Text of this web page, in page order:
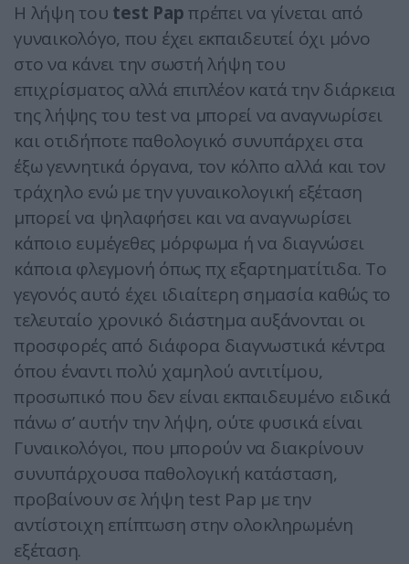
Η λήψη του test Papπρέπει να γίνεται από
γυναικολόγο, που έχει εκπαιδευτεί όχι μόνο
στο να κάνει την σωστή λήψη του
επιχρίσματος αλλά επιπλέον κατά την διάρκεια
της λήψης του test να μπορεί να αναγνωρίσει
και οτιδήποτε παθολογικό συνυπάρχει στα
έξω γεννητικά όργανα, τον κόλπο αλλά και τον
τράχηλο ενώ με την γυναικολογική εξέταση
μπορεί να ψηλαφήσει και να αναγνωρίσει
κάποιο ευμέγεθες μόρφωμα ή να διαγνώσει
κάποια φλεγμονή όπως πχ εξαρτηματίτιδα. Το
γεγονός αυτό έχει ιδιαίτερη σημασία καθώς το
τελευταίο χρονικό διάστημα αυξάνονται οι
προσφορές από διάφορα διαγνωστικά κέντρα
όπου έναντι πολύ χαμηλού αντιτίμου,
προσωπικό που δεν είναι εκπαιδευμένο ειδικά
πάνω σ’ αυτήν την λήψη, ούτε φυσικά είναι
Γυναικολόγοι, που μπορούν να διακρίνουν
συνυπάρχουσα παθολογική κατάσταση,
προβαίνουν σε λήψη test Pap με την
αντίστοιχη επίπτωση στην ολοκληρωμένη
εξέταση.